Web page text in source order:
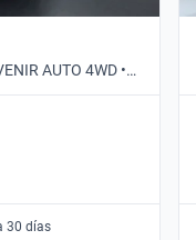
AUTO 4WD •
30 días